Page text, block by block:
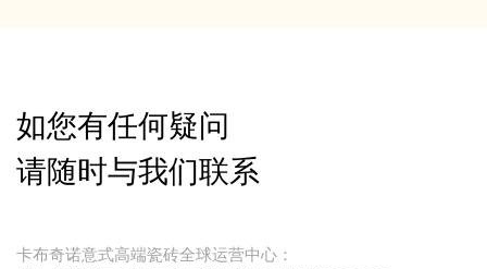
如您有任何疑问
请随时与我们联系
卡布奇诺意式高端瓷砖全球运营中心：